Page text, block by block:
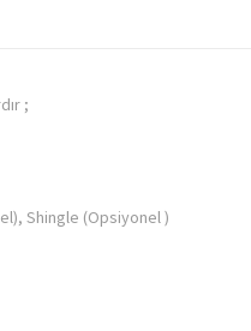
;
Shingle (Opsiyonel )